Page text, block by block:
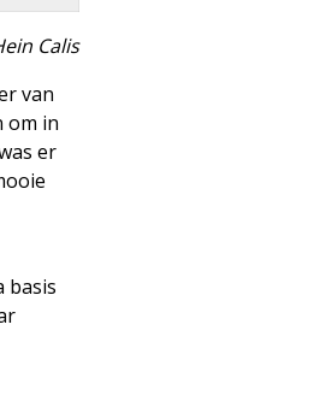
Calis
van
om in
er
basis